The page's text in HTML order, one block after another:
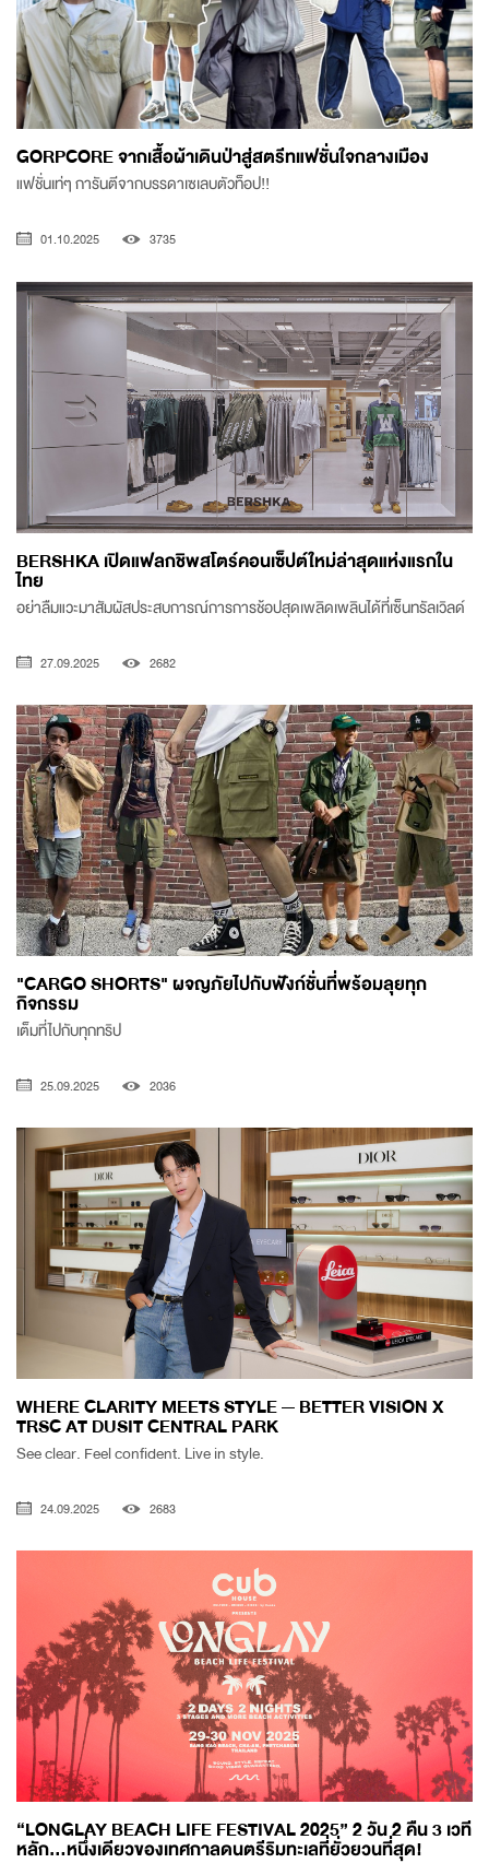
GORPCORE จากเสื้อผ้าเดินป่าสู่สตรีทแฟชั่นใจกลางเมือง
แฟชั่นเท่ๆ การันตีจากบรรดาเซเลบตัวท็อป!!
01.10.2025 3735
BERSHKA เปิดแฟลกชิพสโตร์คอนเซ็ปต์ใหม่ล่าสุดแห่งแรกใน
ไทย
อย่าลืมแวะมาสัมผัสประสบการณ์การการช้อปสุดเพลิดเพลินได้ที่เซ็นทรัลเวิลด์
27.09.2025 2682
"CARGO SHORTS" ผจญภัยไปกับฟังก์ชั่นที่พร้อมลุยทุก
กิจกรรม
เต็มที่ไปกับทุกทริป
25.09.2025 2036
WHERE CLARITY MEETS STYLE — BETTER VISION X
TRSC AT DUSIT CENTRAL PARK
See clear. Feel confident. Live in style.
24.09.2025 2683
“LONGLAY BEACH LIFE FESTIVAL 2025” 2 วัน 2 คืน 3 เวที
หลัก…หนึ่งเดียวของเทศกาลดนตรีริมทะเลที่ยั่วยวนที่สุด!